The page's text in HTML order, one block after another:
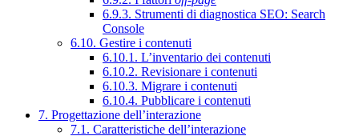
6.9.3. Strumenti di diagnostica SEO: Search
Console
6.10. Gestire i contenuti
6.10.1. L’inventario dei contenuti
6.10.2. Revisionare i contenuti
6.10.3. Migrare i contenuti
6.10.4. Pubblicare i contenuti
7. Progettazione dell’interazione
7.1. Caratteristiche dell’interazione